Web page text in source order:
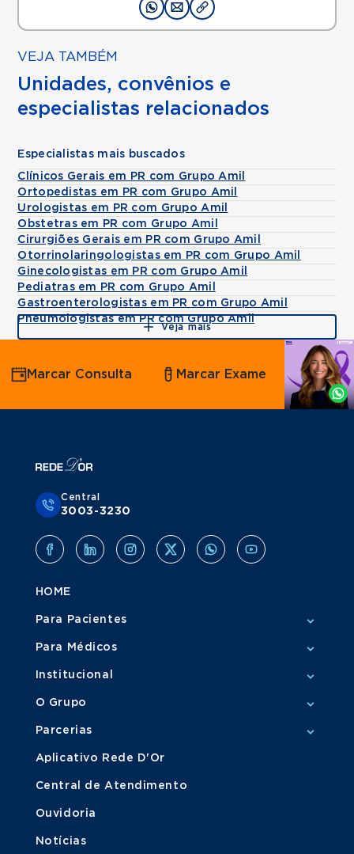
VEJA TAMBÉM
Unidades, convênios e
especialistas relacionados
Especialistas mais buscados
Clínicos Gerais em PR com Grupo Amil
Ortopedistas em PR com Grupo Amil
Urologistas em PR com Grupo Amil
Obstetras em PR com Grupo Amil
Cirurgiões Gerais em PR com Grupo Amil
Otorrinolaringologistas em PR com Grupo Amil
Ginecologistas em PR com Grupo Amil
Pediatras em PR com Grupo Amil
Gastroenterologistas em PR com Grupo Amil
Pneumologistas em PR com Grupo Amil
Veja mais
Agende
por
Whatsapp
Marcar Consulta Marcar Exame
Central
3003-3230
HOME
Para Pacientes
Para Médicos
Institucional
O Grupo
Parcerias
Aplicativo Rede D'Or
Central de Atendimento
Ouvidoria
Notícias